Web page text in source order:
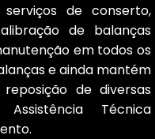
serviços de conserto,
de balanças
em todos os
e ainda mantém
de diversas
Técnica